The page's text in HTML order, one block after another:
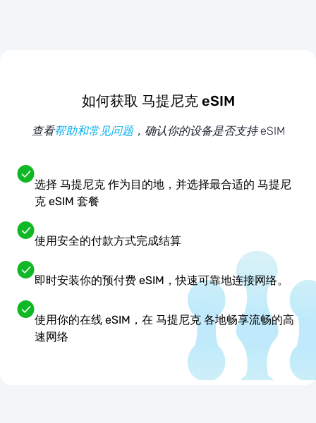
如何获取 马提尼克 eSIM
查看帮助和常见问题，确认你的设备是否支持 eSIM
选择 马提尼克 作为目的地，并选择最合适的 马提尼
克 eSIM 套餐
使用安全的付款方式完成结算
即时安装你的预付费 eSIM，快速可靠地连接网络。
使用你的在线 eSIM，在 马提尼克 各地畅享流畅的高
速网络